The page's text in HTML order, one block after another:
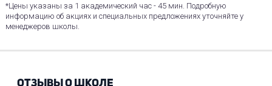
*Цены указаны за 1 академический час - 45 мин. Подробную
информацию об акциях и специальных предложениях уточняйте у
менеджеров школы.
ОТЗЫВЫ О ШКОЛЕ